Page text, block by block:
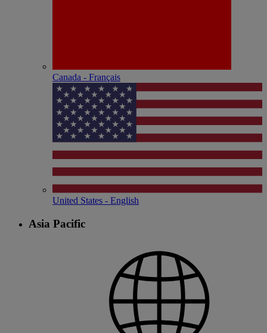
Canada - Français
United States - English
Asia Pacific